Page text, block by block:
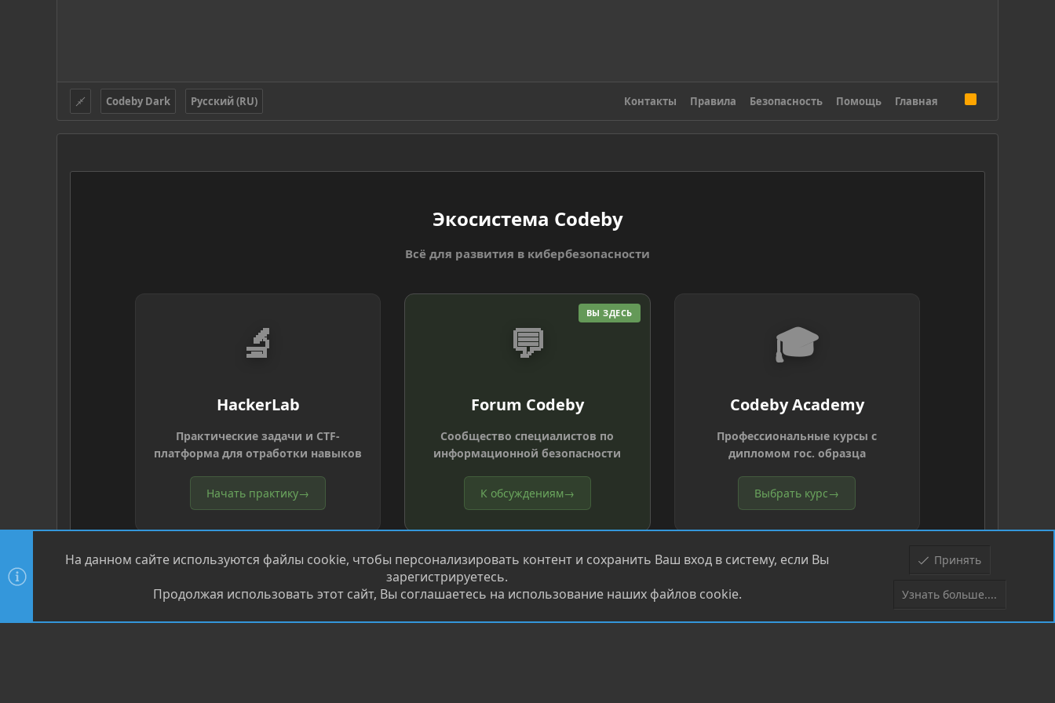
Codeby Dark Русский (RU) Контакты Правила Безопасность Помощь Главная
S
Экосистема Codeby
Всё для развития в кибербезопасности
🔬
HackerLab
Практические задачи и CTF-
платформа для отработки навыков
Начать практику→
ВЫ ЗДЕСЬ
💬
Forum Codeby
Сообщество специалистов по
информационной безопасности
К обсуждениям→
🎓
Codeby Academy
Профессиональные курсы с
дипломом гос. образца
Выбрать курс→
Community platform by XenForo ® © 2010-2026 XenForo Ltd. Перевод от Jumuro® Верх
На данном сайте используются файлы cookie, чтобы персонализировать контент и сохранить Ваш вход в систему, если Вы
зарегистрируетесь.
Продолжая использовать этот сайт, Вы соглашаетесь на использование наших файлов cookie.
Принять
Узнать больше....